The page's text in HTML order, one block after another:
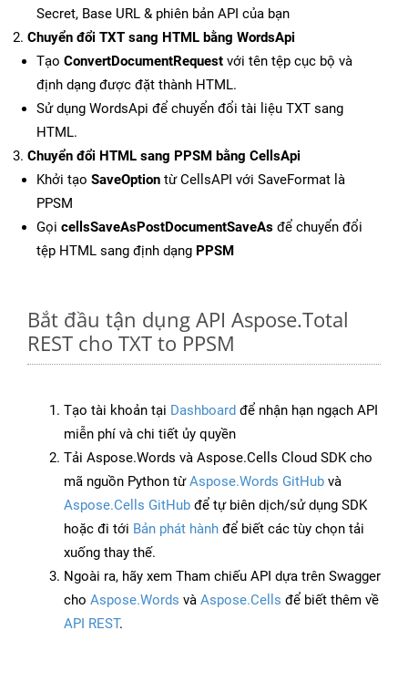
Secret, Base URL & phiên bản API của bạn
Chuyển đổi TXT sang HTML bằng WordsApi
Tạo ConvertDocumentRequest với tên tệp cục bộ và
định dạng được đặt thành HTML.
Sử dụng WordsApi để chuyển đổi tài liệu TXT sang
HTML.
Chuyển đổi HTML sang PPSM bằng CellsApi
Khởi tạo SaveOption từ CellsAPI với SaveFormat là
PPSM
Gọi cellsSaveAsPostDocumentSaveAs để chuyển đổi
tệp HTML sang định dạng PPSM
Bắt đầu tận dụng API Aspose.Total
REST cho TXT to PPSM
Tạo tài khoản tại Dashboard để nhận hạn ngạch API
miễn phí và chi tiết ủy quyền
Tải Aspose.Words và Aspose.Cells Cloud SDK cho
mã nguồn Python từAspose.Words GitHub và
Aspose.Cells GitHub để tự biên dịch/sử dụng SDK
hoặc đi tới Bản phát hành để biết các tùy chọn tải
xuống thay thế.
Ngoài ra, hãy xem Tham chiếu API dựa trên Swagger
cho Aspose.Words và Aspose.Cells để biết thêm về
API REST.